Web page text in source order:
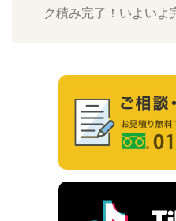
ク積み完了！いよいよ